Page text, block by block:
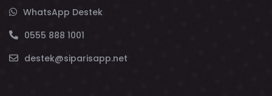
WhatsApp Destek
0555 888 1001
destek@siparisapp.net